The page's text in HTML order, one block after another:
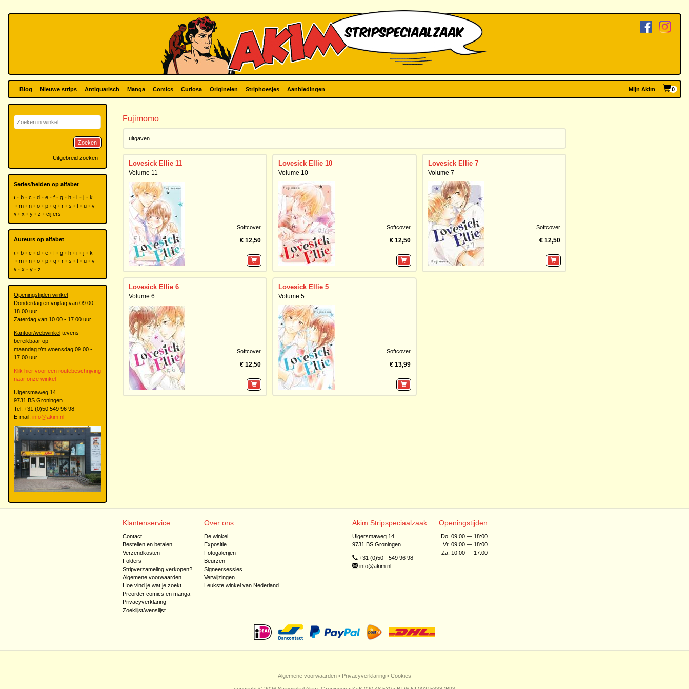
Blog Nieuwe strips Antiquarisch Manga Comics Curiosa Originelen Striphoesjes Aanbiedingen Mijn Akim 0
Fujimomo
uitgaven
Lovesick Ellie 11
Volume 11
Softcover
€ 12,50
Lovesick Ellie 10
Volume 10
Softcover
€ 12,50
Lovesick Ellie 7
Volume 7
Softcover
€ 12,50
Lovesick Ellie 6
Volume 6
Softcover
€ 12,50
Lovesick Ellie 5
Volume 5
Softcover
€ 13,99
Zoeken
Uitgebreid zoeken
Series/helden op alfabet
a b c d e f g h i j
k
m n o p q r s t u
v
w
x y z cijfers
Auteurs op alfabet
a b c d e f g h i j
k
m n o p q r s t u
v
w
x y z
Openingstijden winkel
Donderdag en vrijdag van 09.00 -
18.00 uur
Zaterdag van 10.00 - 17.00 uur
Kantoor/webwinkel tevens
bereikbaar op
maandag t/m woensdag 09.00 -
17.00 uur
Klik hier voor een routebeschrijving
naar onze winkel
Ulgersmaweg 14
9731 BS Groningen
Tel. +31 (0)50 549 96 98
E-mail: info@akim.nl
Klantenservice
Contact
Bestellen en betalen
Verzendkosten
Folders
Stripverzameling verkopen?
Algemene voorwaarden
Hoe vind je wat je zoekt
Preorder comics en manga
Privacyverklaring
Zoeklijst/wenslijst
Over ons
De winkel
Expositie
Fotogalerijen
Beurzen
Signeersessies
Verwijzingen
Leukste winkel van Nederland
Akim Stripspeciaalzaak
Ulgersmaweg 14
9731 BS Groningen
+31 (0)50 - 549 96 98
info@akim.nl
Openingstijden
Do. 09:00 — 18:00
Vr. 09:00 — 18:00
Za. 10:00 — 17:00
Algemene voorwaarden • Privacyverklaring • Cookies